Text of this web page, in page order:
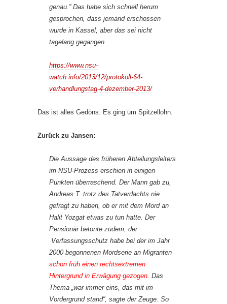
genau.” Das habe sich schnell herum
gesprochen, dass jemand erschossen
wurde in Kassel, aber das sei nicht
tagelang gegangen.
https://www.nsu-
watch.info/2013/12/protokoll-64-
verhandlungstag-4-dezember-2013/
Das ist alles Gedöns. Es ging um Spitzellohn.
Zurück zu Jansen:
Die Aussage des früheren Abteilungsleiters
im NSU-Prozess erschien in einigen
Punkten überraschend. Der Mann gab zu,
Andreas T. trotz des Tatverdachts nie
gefragt zu haben, ob er mit dem Mord an
Halit Yozgat etwas zu tun hatte. Der
Pensionär betonte zudem, der
Verfassungsschutz habe bei der im Jahr
2000 begonnenen Mordserie an Migranten
schon früh einen rechtsextremen
Hintergrund in Erwägung gezogen. Das
Thema „war immer eins, das mit im
Vordergrund stand“, sagte der Zeuge. So